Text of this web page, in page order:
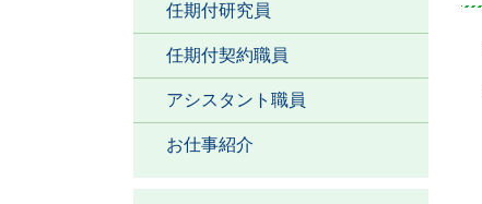
任期付研究員
任期付契約職員
アシスタント職員
お仕事紹介